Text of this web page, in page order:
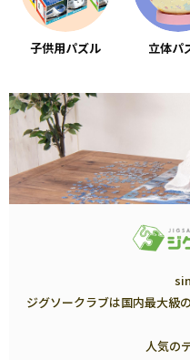
子供用パズル 立体パ
ジグソークラブは国内最大級
人気の